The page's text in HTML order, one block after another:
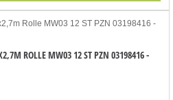
ROLLE MW03 12 ST PZN 03198416 -